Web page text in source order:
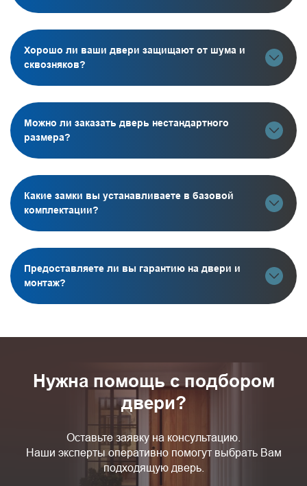
Хорошо ли ваши двери защищают от шума и
сквозняков?
Можно ли заказать дверь нестандартного
размера?
Какие замки вы устанавливаете в базовой
комплектации?
Предоставляете ли вы гарантию на двери и
монтаж?
Нужна помощь с подбором
двери?
Оставьте заявку на консультацию.
Наши эксперты оперативно помогут выбрать Вам
подходящую дверь.